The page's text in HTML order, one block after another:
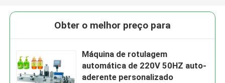
Obter o melhor preço para
Máquina de rotulagem
automática de 220V 50HZ auto-
aderente personalizado